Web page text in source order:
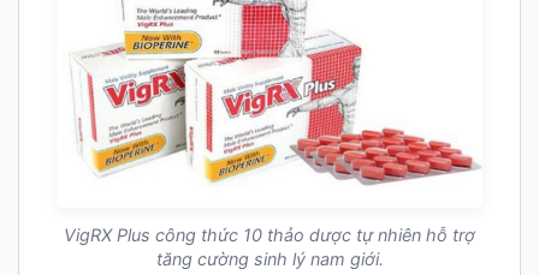
VigRX Plus công thức 10 thảo dược tự nhiên hỗ trợ
tăng cường sinh lý nam giới.